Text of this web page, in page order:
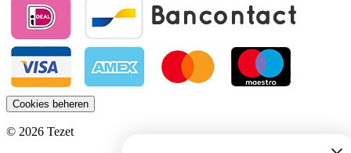
Cookies beheren
© 2026 Tezet